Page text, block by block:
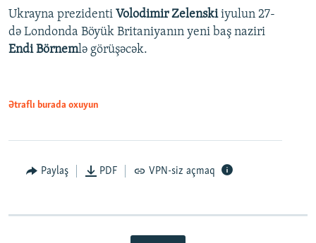
Ukrayna prezidenti Volodimir Zelenskiiyulun 27-
də Londonda Böyük Britaniyanın yeni baş naziri
Endi Börnemlə görüşəcək.
Ətraflı burada oxuyun
Paylaş PDF VPN-siz açmaq